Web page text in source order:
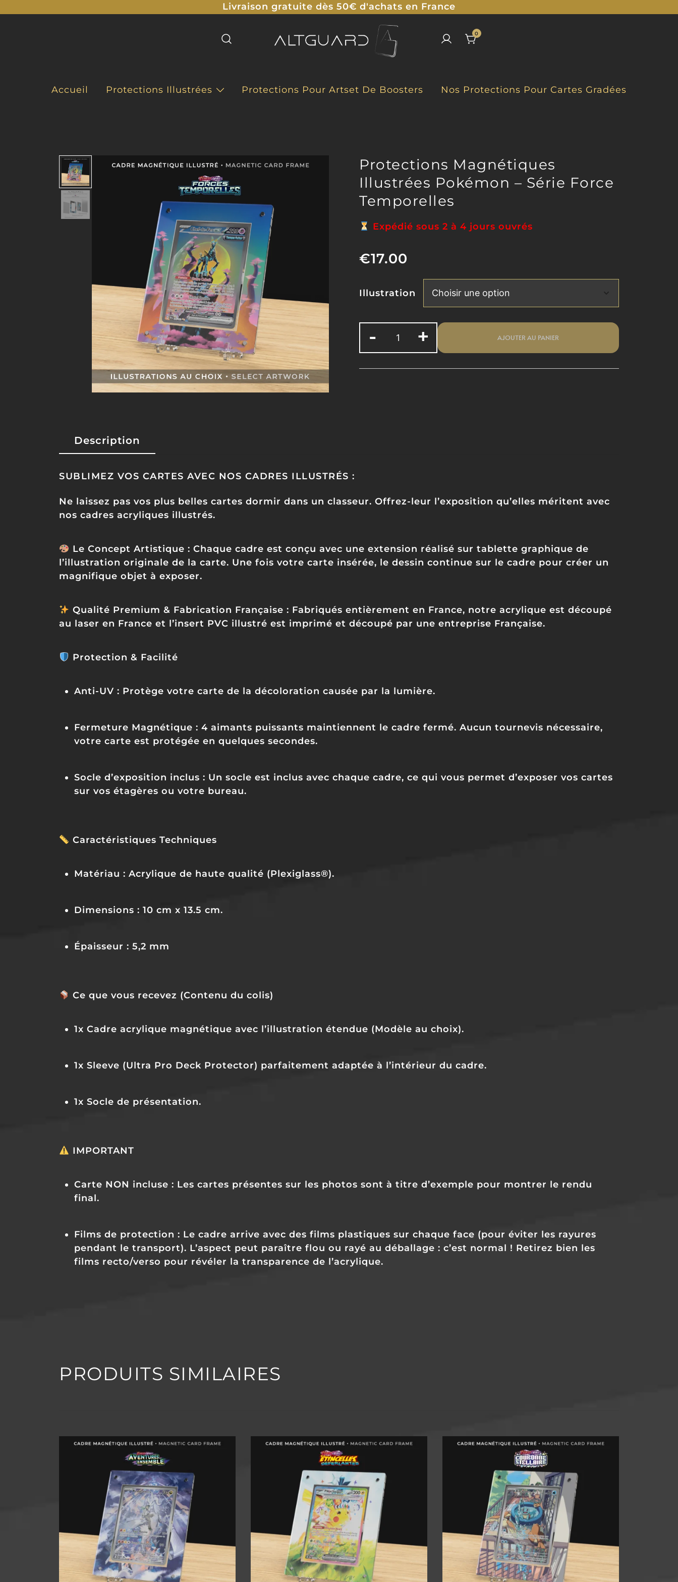
Livraison gratuite dès 50€ d'achats en France
0
Accueil Protections Illustrées Protections Pour Artset De Boosters Nos Protections Pour Cartes Gradées
Protections Magnétiques
Illustrées Pokémon – Série Force
Temporelles
Expédié sous 2 à 4 jours ouvrés
€17.00
Illustration
- + AJOUTER AU PANIER
Description
SUBLIMEZ VOS CARTES AVEC NOS CADRES ILLUSTRÉS :
Ne laissez pas vos plus belles cartes dormir dans un classeur. Offrez-leur l’exposition qu’elles méritent avec
nos cadres acryliques illustrés.
Le Concept Artistique : Chaque cadre est conçu avec une extension réalisé sur tablette graphique de
l’illustration originale de la carte. Une fois votre carte insérée, le dessin continue sur le cadre pour créer un
magnifique objet à exposer.
Qualité Premium & Fabrication Française : Fabriqués entièrement en France, notre acrylique est découpé
au laser en France et l’insert PVC illustré est imprimé et découpé par une entreprise Française.
Protection & Facilité
Anti-UV : Protège votre carte de la décoloration causée par la lumière.
Fermeture Magnétique : 4 aimants puissants maintiennent le cadre fermé. Aucun tournevis nécessaire,
votre carte est protégée en quelques secondes.
Socle d’exposition inclus : Un socle est inclus avec chaque cadre, ce qui vous permet d’exposer vos cartes
sur vos étagères ou votre bureau.
Caractéristiques Techniques
Matériau : Acrylique de haute qualité (Plexiglass®).
Dimensions : 10 cm x 13.5 cm.
Épaisseur : 5,2 mm
Ce que vous recevez (Contenu du colis)
1x Cadre acrylique magnétique avec l’illustration étendue (Modèle au choix).
1x Sleeve (Ultra Pro Deck Protector) parfaitement adaptée à l’intérieur du cadre.
1x Socle de présentation.
IMPORTANT
Carte NON incluse : Les cartes présentes sur les photos sont à titre d’exemple pour montrer le rendu
final.
Films de protection : Le cadre arrive avec des films plastiques sur chaque face (pour éviter les rayures
pendant le transport). L’aspect peut paraître flou ou rayé au déballage : c’est normal ! Retirez bien les
films recto/verso pour révéler la transparence de l’acrylique.
PRODUITS SIMILAIRES